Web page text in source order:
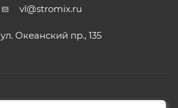
vl@stromix.ru
ул. Океанский пр., 135